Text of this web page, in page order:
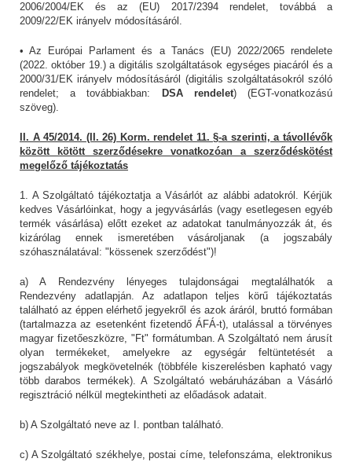
2006/2004/EK és az (EU) 2017/2394 rendelet, továbbá a
2009/22/EK irányelv módosításáról.
• Az Európai Parlament és a Tanács (EU) 2022/2065 rendelete
(2022. október 19.) a digitális szolgáltatások egységes piacáról és a
2000/31/EK irányelv módosításáról (digitális szolgáltatásokról szóló
rendelet; a továbbiakban:
DSA rendelet) (EGT-vonatkozású
szöveg).
II. A 45/2014. (II. 26) Korm. rendelet 11. §-a szerinti, a távollévők
között kötött szerződésekre vonatkozóan a szerződéskötést
megelőző tájékoztatás
1. A Szolgáltató tájékoztatja a Vásárlót az alábbi adatokról. Kérjük
kedves Vásárlóinkat, hogy a jegyvásárlás (vagy esetlegesen egyéb
termék vásárlása) előtt ezeket az adatokat tanulmányozzák át, és
kizárólag ennek ismeretében vásároljanak (a jogszabály
szóhasználatával: "kössenek szerződést")!
a) A Rendezvény lényeges tulajdonságai megtalálhatók a
Rendezvény adatlapján. Az adatlapon teljes körű tájékoztatás
található az éppen elérhető jegyekről és azok áráról, bruttó formában
(tartalmazza az esetenként fizetendő ÁFÁ-t), utalással a törvényes
magyar fizetőeszközre, "Ft" formátumban. A Szolgáltató nem árusít
olyan termékeket, amelyekre az egységár feltüntetését a
jogszabályok megkövetelnék (többféle kiszerelésben kapható vagy
több darabos termékek). A Szolgáltató webáruházában a Vásárló
regisztráció nélkül megtekintheti az előadások adatait.
b) A Szolgáltató neve az I. pontban található.
c) A Szolgáltató székhelye, postai címe, telefonszáma, elektronikus